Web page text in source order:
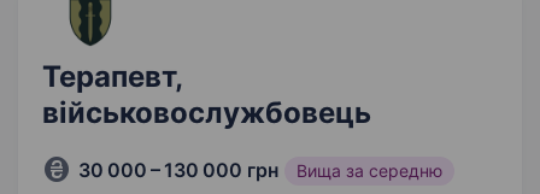
Терапевт,
військовослужбовець
30 000 – 130 000 грн Вища за середню